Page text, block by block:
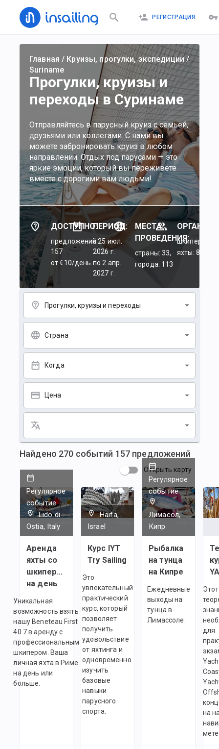
РЕГИСТРАЦИЯ
Главная / Круизы, прогулки, экспедиции/
Suriname
Прогулки, круизы и
переходы в Суринаме
Отправляйтесь в парусный круиз с семьёй,
друзьями или коллегами. С нами вы
можете забронировать круиз в любом
направлении. Отдых под парусами — это
яркие эмоции, который вы переживёте
вместе с дорогими вам людьми!
ДОСТУПНО:
предложений:
157
от €10/день
ПЕРИОД:
c 25 июл.
2026 г.
по 2 апр.
2027 г.
МЕСТА
ПРОВЕДЕНИЯ:
страны: 33,
города: 113
шкиперы: 45,
яхты: 84
Прогулки, круизы и переходы
Страна
Когда
Цена
Найдено 270 событий 157 предложений
Открыть карту
Регулярное
событие
Lido di
Ostia, Italy
Аренда
яхты со
шкипером
на день
Уникальная
возможность взять
нашу Beneteau First
40.7 в аренду с
профессиональным
шкипером. Ваша
личная яхта в Риме
на день или
больше.
Haifa,
Israel
Курс IYT
Try Sailing
Это
увлекательный
практический
курс, который
позволяет
получить
удовольствие
от яхтинга и
одновременно
изучить
базовые
навыки
парусного
спорта.
Регулярное
событие
Лимасол,
Кипр
Рыбалка
на тунца
на Кипре
Ежедневные
выходы на
тунца в
Лимассоле.
для
на